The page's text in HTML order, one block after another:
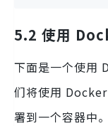
5.2 使用
下面是一个使用
们将使用
署到一个容器中。